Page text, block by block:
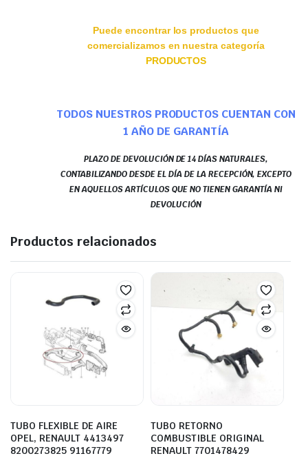
Puede encontrar los productos que
comercializamos en nuestra categoría
PRODUCTOS
TODOS NUESTROS PRODUCTOS CUENTAN CON
1 AÑO DE GARANTÍA
PLAZO DE DEVOLUCIÓN DE 14 DÍAS NATURALES,
CONTABILIZANDO DESDE EL DÍA DE LA RECEPCIÓN, EXCEPTO
EN AQUELLOS ARTÍCULOS QUE NO TIENEN GARANTÍA NI
DEVOLUCIÓN
Productos relacionados
TUBO FLEXIBLE DE AIRE
OPEL, RENAULT 4413497
8200273825 91167779
TUBO RETORNO
COMBUSTIBLE ORIGINAL
RENAULT 7701478429